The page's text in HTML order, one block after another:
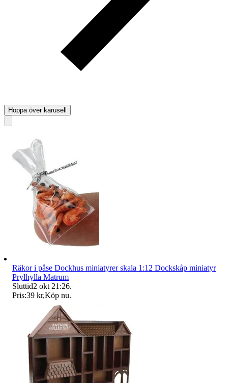
Hoppa över karusell
Räkor i påse Dockhus miniatyrer skala 1:12 Dockskåp miniatyr
Prylhylla Matrum
Sluttid2 okt 21:26.
Pris:39 kr,Köp nu.